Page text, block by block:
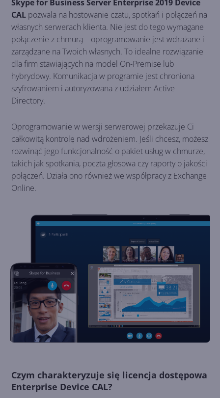
Skype for Business Server Enterprise 2019 Device
CAL pozwala na hostowanie czatu, spotkań i połączeń na
własnych serwerach klienta. Nie jest do tego wymagane
połączenie z chmurą – oprogramowanie jest wdrażane i
zarządzane na Twoich własnych. To idealne rozwiązanie
dla firm stawiających na model On-Premise lub
hybrydowy. Komunikacja w programie jest chroniona
szyfrowaniem i autoryzowana z udziałem Active
Directory.
Oprogramowanie w wersji serwerowej przekazuje Ci
całkowitą kontrolę nad wdrożeniem. Jeśli chcesz, możesz
rozwinąć jego funkcjonalność o pakiet usług w chmurze,
takich jak spotkania, poczta głosowa czy raporty o jakości
połączeń. Działa ono również we współpracy z Exchange
Online.
Czym charakteryzuje się licencja dostępowa
Enterprise Device CAL?